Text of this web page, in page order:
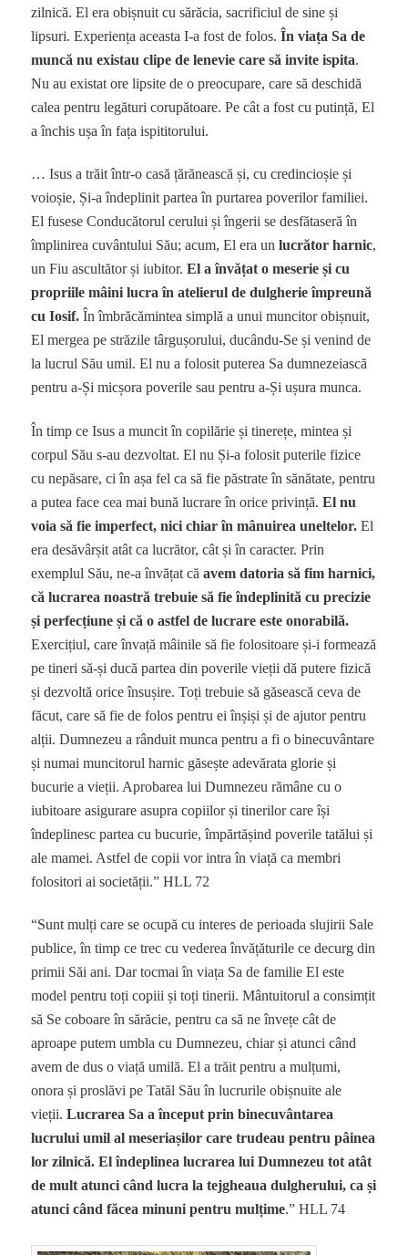
zilnică. El era obișnuit cu sărăcia, sacrificiul de sine și
lipsuri. Experiența aceasta I-a fost de folos.În viața Sa de
muncă nu existau clipe de lenevie care să invite ispita.
Nu au existat ore lipsite de o preocupare, care să deschidă
calea pentru legături corupătoare. Pe cât a fost cu putință, El
a închis ușa în fața ispititorului.
… Isus a trăit într-o casă țărănească și, cu credincioșie și
voioșie, Și-a îndeplinit partea în purtarea poverilor familiei.
El fusese Conducătorul cerului și îngerii se desfătaseră în
împlinirea cuvântului Său; acum, El era unlucrător harnic,
un Fiu ascultător și iubitor.El a învățat o meserie și cu
propriile mâini lucra în atelierul de dulgherie împreună
cu Iosif. În îmbrăcămintea simplă a unui muncitor obișnuit,
El mergea pe străzile târgușorului, ducându-Se și venind de
la lucrul Său umil. El nu a folosit puterea Sa dumnezeiască
pentru a-Și micșora poverile sau pentru a-Și ușura munca.
În timp ce Isus a muncit în copilărie și tinerețe, mintea și
corpul Său s-au dezvoltat. El nu Și-a folosit puterile fizice
cu nepăsare, ci în așa fel ca să fie păstrate în sănătate, pentru
a putea face cea mai bună lucrare în orice privință.El nu
voia să fie imperfect, nici chiar în mânuirea uneltelor. El
era desăvârșit atât ca lucrător, cât și în caracter. Prin
exemplul Său, ne-a învățat căavem datoria să fim harnici,
că lucrarea noastră trebuie să fie îndeplinită cu precizie
și perfecțiune și că o astfel de lucrare este onorabilă.
Exercițiul, care învață mâinile să fie folositoare și-i formează
pe tineri să-și ducă partea din poverile vieții dă putere fizică
și dezvoltă orice însușire. Toți trebuie să găsească ceva de
făcut, care să fie de folos pentru ei înșiși și de ajutor pentru
alții. Dumnezeu a rânduit munca pentru a fi o binecuvântare
și numai muncitorul harnic găsește adevărata glorie și
bucurie a vieții. Aprobarea lui Dumnezeu rămâne cu o
iubitoare asigurare asupra copiilor și tinerilor care își
îndeplinesc partea cu bucurie, împărtășind poverile tatălui și
ale mamei. Astfel de copii vor intra în viață ca membri
folositori ai societății.” HLL 72
“Sunt mulți care se ocupă cu interes de perioada slujirii Sale
publice, în timp ce trec cu vederea învățăturile ce decurg din
primii Săi ani. Dar tocmai în viața Sa de familie El este
model pentru toți copiii și toți tinerii. Mântuitorul a consimțit
să Se coboare în sărăcie, pentru ca să ne învețe cât de
aproape putem umbla cu Dumnezeu, chiar și atunci când
avem de dus o viață umilă. El a trăit pentru a mulțumi,
onora și proslăvi pe Tatăl Său în lucrurile obișnuite ale
vieții.Lucrarea Sa a început prin binecuvântarea
lucrului umil al meseriașilor care trudeau pentru pâinea
lor zilnică. El îndeplinea lucrarea lui Dumnezeu tot atât
de mult atunci când lucra la tejgheaua dulgherului, ca și
atunci când făcea minuni pentru mulțime.” HLL 74